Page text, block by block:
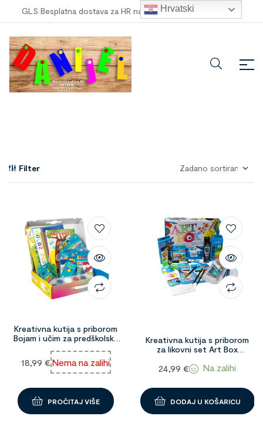
GLS Besplatna dostava za HR narudžbe veće od 100,00 €
Filter
Kreativna kutija s priborom
Bojam i učim za predškolsku
18,99 €Nema na zalihi
PROČITAJ VIŠE
Kreativna kutija s priborom
za likovni set Art Box
24,99 € Na zalihi
DODAJ U KOŠARICU
Hrvatski